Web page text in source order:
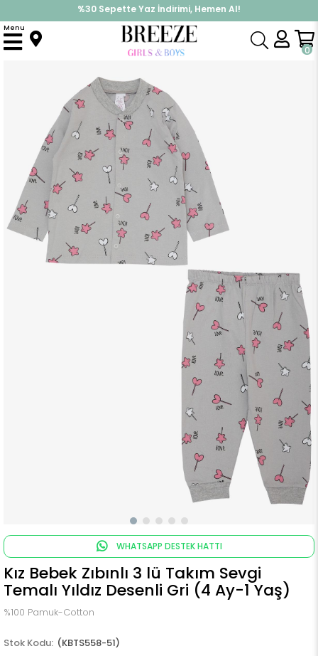
%30 Sepette Yaz İndirimi, Hemen Al!
İndirimlere ek %10 İndirimi Kap, Hemen Üye Ol!
0
Menu
Anasayfa Pijama & İç Giyim KIZ Pijama Takımları Kız Bebek Zıbınlı 3 lü Takım Sevgi Temalı Yıldız Desenli Gri (4 Ay-1 Yaş)
WHATSAPP DESTEK HATTI
Kız Bebek Zıbınlı 3 lü Takım Sevgi
Temalı Yıldız Desenli Gri (4 Ay-1 Yaş)
%100 Pamuk-Cotton
(KBTS558-51)